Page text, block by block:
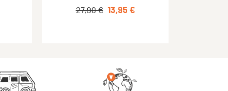
34,95 € 17,48 €
27,90 € 13,95 €